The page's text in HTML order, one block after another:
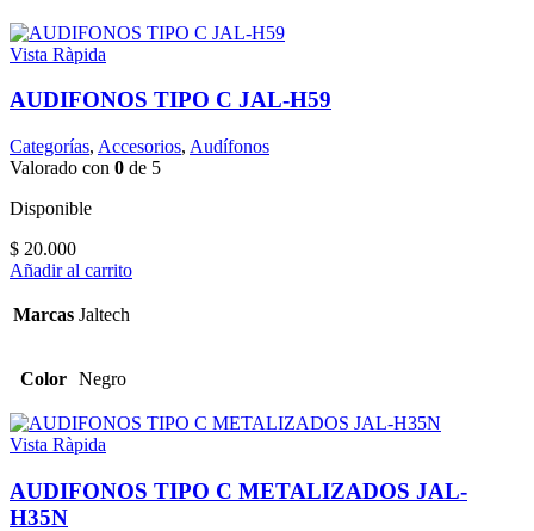
Vista Ràpida
AUDIFONOS TIPO C JAL-H59
Categorías, Accesorios, Audífonos
Valorado con 0 de 5
Disponible
$ 20.000
Añadir al carrito
Marcas Jaltech
Color Negro
Vista Ràpida
AUDIFONOS TIPO C METALIZADOS JAL-
H35N